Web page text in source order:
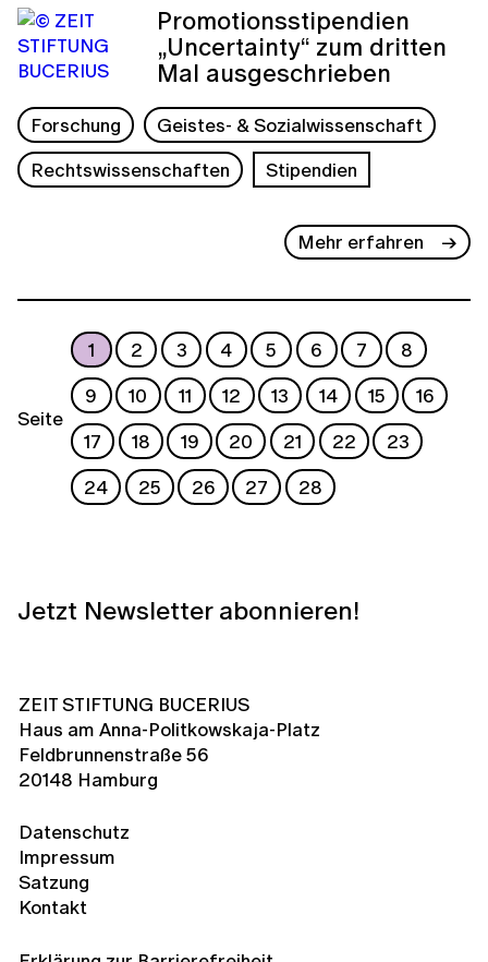
Promotionsstipendien
„Uncertainty“ zum dritten
Mal ausgeschrieben
Forschung
Geistes- & Sozialwissenschaft
Rechtswissenschaften
Stipendien
Mehr erfahren
Seite
1 2 3 4 5 6 7
8
9
10 11 12 13 14 15
16
17
18 19 20 21 22
23
24
25 26 27 28
Jetzt Newsletter abonnieren!
ZEIT STIFTUNG BUCERIUS
Haus am Anna-Politkowskaja-Platz
Feldbrunnenstraße 56
20148 Hamburg
Datenschutz
Impressum
Satzung
Kontakt